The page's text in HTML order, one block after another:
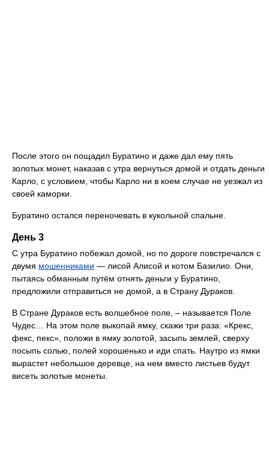
После этого он пощадил Буратино и даже дал ему пять
золотых монет, наказав с утра вернуться домой и отдать деньги
Карло, с условием, чтобы Карло ни в коем случае не уезжал из
своей каморки.
Буратино остался переночевать в кукольной спальне.
День 3
С утра Буратино побежал домой, но по дороге повстречался с
двумя мошенниками — лисой Алисой и котом Базилио. Они,
пытаясь обманным путём отнять деньги у Буратино,
предложили отправиться не домой, а в Страну Дураков.
В Стране Дураков есть волшебное поле, – называется Поле
Чудес… На этом поле выкопай ямку, скажи три раза: «Крекс,
фекс, пекс», положи в ямку золотой, засыпь землей, сверху
посыпь солью, полей хорошенько и иди спать. Наутро из ямки
вырастет небольшое деревце, на нем вместо листьев будут
висеть золотые монеты.